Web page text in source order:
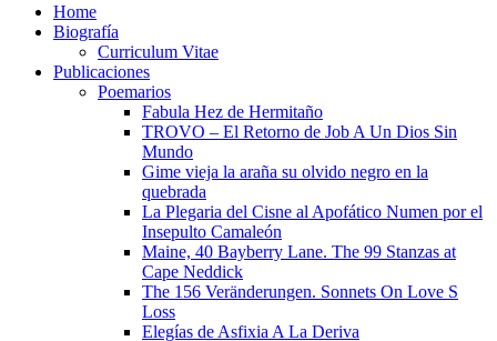
Home
Biografía
Curriculum Vitae​
Publicaciones
Poemarios
Fabula Hez de Hermitaño
TROVO – El Retorno de Job A Un Dios Sin
Mundo
Gime vieja la araña su olvido negro en la
quebrada
La Plegaria del Cisne al Apofático Numen por el
Insepulto Camaleón
Maine, 40 Bayberry Lane. The 99 Stanzas at
Cape Neddick
The 156 Veränderungen. Sonnets On Love S
Loss
Elegías de Asfixia A La Deriva